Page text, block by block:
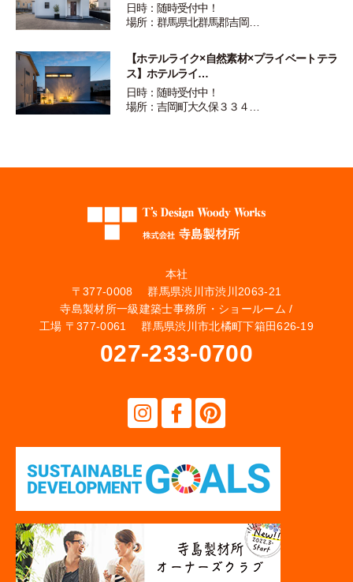
日時：随時受付中！
場所：群馬県北群馬郡吉岡…
【ホテルライク×自然素材×プライベートテラ
ス】ホテルライ…
日時：随時受付中！
場所：吉岡町大久保３３４…
本社
〒377-0008 群馬県渋川市渋川2063-21
寺島製材所一級建築士事務所・ショールーム /
工場 〒377-0061 群馬県渋川市北橘町下箱田626-19
027-233-0700